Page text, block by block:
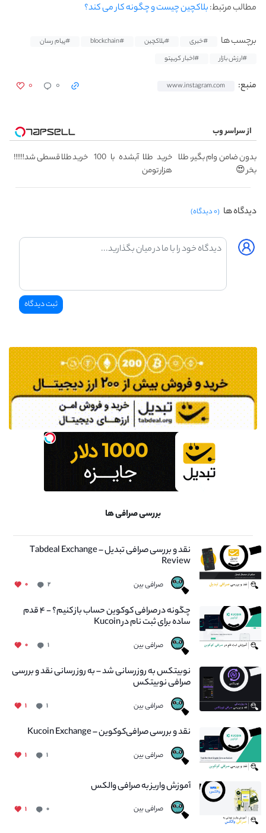
مطالب مرتبط:بلاکچین چیست و چگونه کار می کند؟
برچسب ها #خبری #بلاکچین #blockchain
#پیام رسان
#ارزش بازار
#اخبار کریپتو
منبع: www.instagram.com ۰ ۰
از سراسر وب
بدون ضامن وام بگیر، طلا
بخر 😍
خرید طلا آبشده با 100
هزار تومن
خرید طلا قسطی شد!!!!!!
دیدگاه ها (۰ دیدگاه)
بررسی صرافی ها
نقد و بررسی صرافی تبدیل – Tabdeal Exchange
Review
صرافی بین ۲ ۰
چگونه در صرافی کوکوین حساب باز کنیم؟ - ۴ قدم
ساده برای ثبت نام در Kucoin
صرافی بین ۱ ۰
نوبیتکس به روزرسانی شد – به روز رسانی نقد و بررسی
صرافی نوبیتکس
صرافی بین ۱ ۱
نقد و بررسی صرافی‌کوکوین – Kucoin Exchange
صرافی بین ۱ ۱
آموزش واریز به صرافی والکس
صرافی بین ۰ ۱